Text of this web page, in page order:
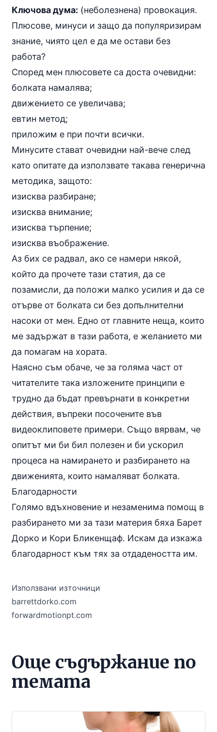
Ключова дума: (неболезнена) провокация.
Плюсове, минуси и защо да популяризирам
знание, чиято цел е да ме остави без
работа?
Според мен плюсовете са доста очевидни:
болката намалява;
движението се увеличава;
евтин метод;
приложим е при почти всички.
Минусите стават очевидни най-вече след
като опитате да използвате такава генерична
методика, защото:
изисква разбиране;
изисква внимание;
изисква търпение;
изисква въображение.
Аз бих се радвал, ако се намери някой,
който да прочете тази статия, да се
позамисли, да положи малко усилия и да се
отърве от болката си без допълнителни
насоки от мен. Едно от главните неща, които
ме задържат в тази работа, е желанието ми
да помагам на хората.
Наясно съм обаче, че за голяма част от
читателите така изложените принципи е
трудно да бъдат превърнати в конкретни
действия, въпреки посочените във
видеоклиповете примери. Също вярвам, че
опитът ми би бил полезен и би ускорил
процеса на намирането и разбирането на
движенията, които намаляват болката.
Благодарности
Голямо вдъхновение и незаменима помощ в
разбирането ми за тази материя бяха Барет
Дорко и Кори Бликенщаф. Искам да изкажа
благодарност към тях за отдадеността им.
Използвани източници
barrettdorko.com
forwardmotionpt.com
Още съдържание по
темата